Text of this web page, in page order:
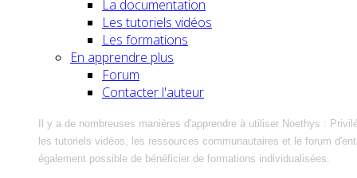
La documentation
Les tutoriels vidéos
Les formations
En apprendre plus
Forum
Contacter l'auteur
Il y a de nombreuses manières d'apprendre à utiliser Noethys :
les tutoriels vidéos, les ressources communautaires et le forum
également possible de bénéficier de formations individualisées.